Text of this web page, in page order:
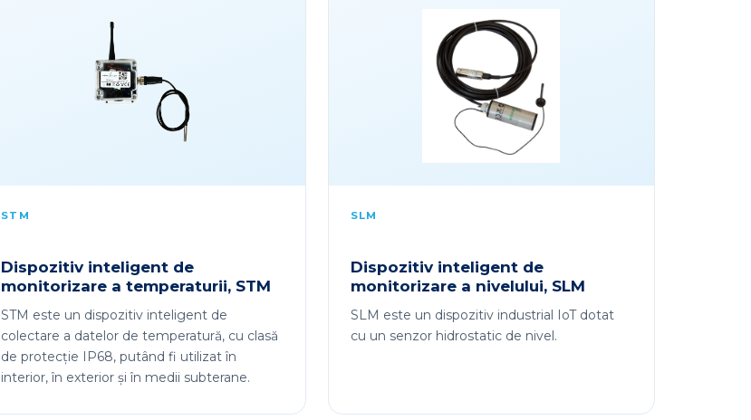
STM
Dispozitiv inteligent de
monitorizare a temperaturii, STM
STM este un dispozitiv inteligent de
colectare a datelor de temperatură, cu clasă
de protecție IP68, putând fi utilizat în
interior, în exterior și în medii subterane.
SLM
Dispozitiv inteligent de
monitorizare a nivelului, SLM
SLM este un dispozitiv industrial IoT dotat
cu un senzor hidrostatic de nivel.